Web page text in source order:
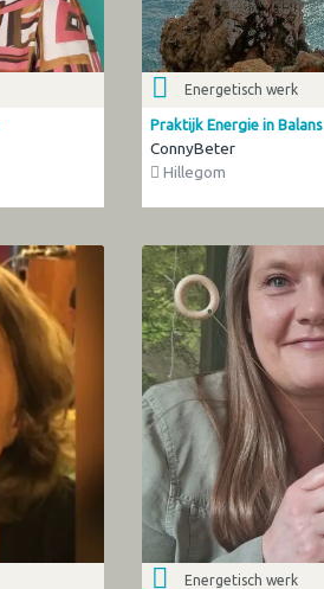
Energetisch werk
Praktijk Energie in Balans
ConnyBeter
Hillegom
Energetisch werk